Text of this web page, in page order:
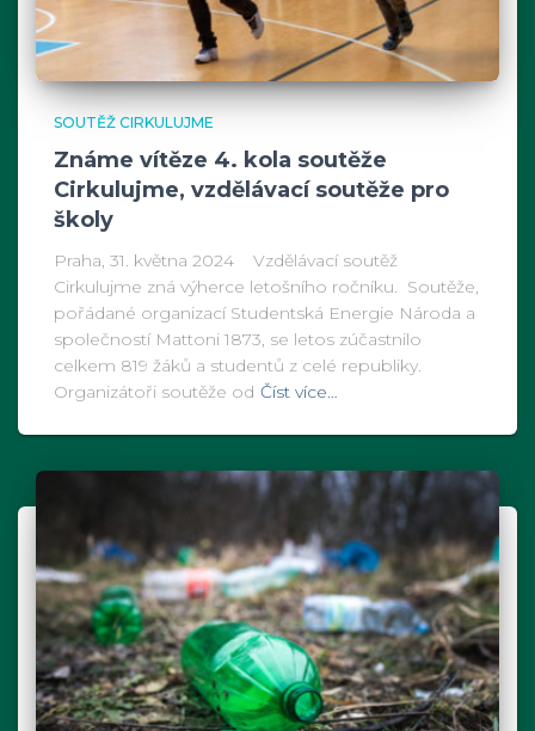
SOUTĚŽ CIRKULUJME
Známe vítěze 4. kola soutěže
Cirkulujme, vzdělávací soutěže pro
školy
Praha, 31. května 2024 Vzdělávací soutěž
Cirkulujme zná výherce letošního ročníku. Soutěže,
pořádané organizací Studentská Energie Národa a
společností Mattoni 1873, se letos zúčastnilo
celkem 819 žáků a studentů z celé republiky.
Organizátoři soutěže od Číst více…